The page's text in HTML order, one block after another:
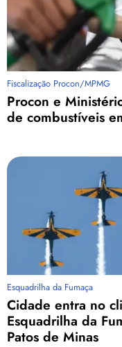
Fiscalização Procon/MPMG
Procon e
de combustíveis
Esquadrilha da Fumaça
Cidade entra no
Esquadrilha da
Patos de Minas